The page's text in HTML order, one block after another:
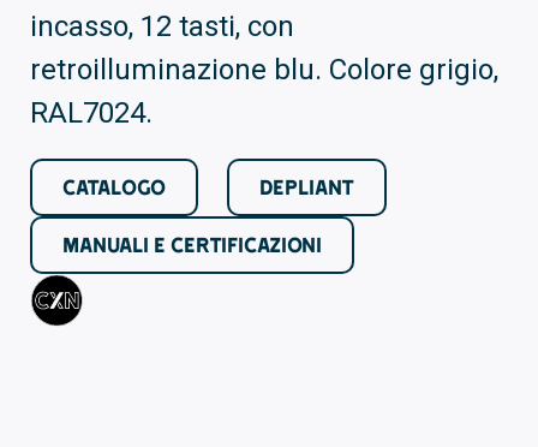
incasso, 12 tasti, con
retroilluminazione blu. Colore grigio,
RAL7024.
CATALOGO DEPLIANT
MANUALI E CERTIFICAZIONI